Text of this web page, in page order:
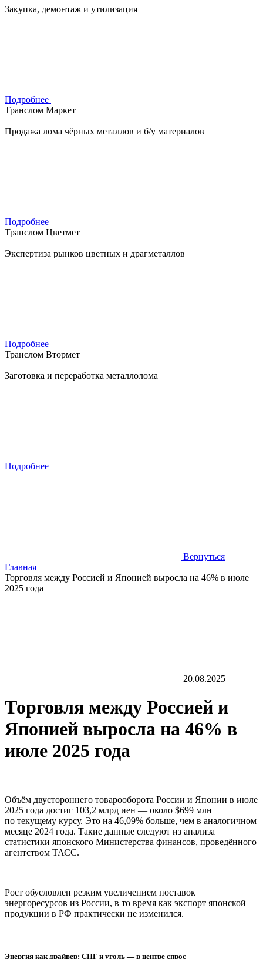
Закупка, демонтаж и утилизация
Подробнее
Транслом Маркет
Продажа лома чёрных металлов и б/у материалов
Подробнее
Транслом Цветмет
Экспертиза рынков цветных и драгметаллов
Подробнее
Транслом Втормет
Заготовка и переработка металлолома
Подробнее
Вернуться
Главная
Торговля между Россией и Японией выросла на 46% в июле
2025 года
20.08.2025
Торговля между Россией и
Японией выросла на 46% в
июле 2025 года
Объём двустороннего товарооборота России и Японии в июле
2025 года достиг 103,2 млрд иен — около $699 млн
по текущему курсу. Это на 46,09% больше, чем в аналогичном
месяце 2024 года. Такие данные следуют из анализа
статистики японского Министерства финансов, проведённого
агентством ТАСС.
Рост обусловлен резким увеличением поставок
энергоресурсов из России, в то время как экспорт японской
продукции в РФ практически не изменился.
Энергия как драйвер: СПГ и уголь — в центре спрос